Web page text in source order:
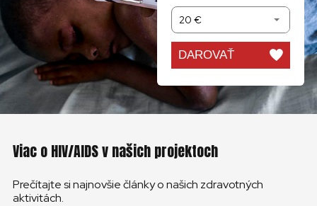
20 €
DAROVAŤ
Viac o HIV/AIDS v našich projektoch
Prečítajte si najnovšie články o našich zdravotných
aktivitách.